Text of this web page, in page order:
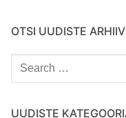
OTSI UUDISTE
Search
for:
UUDISTE